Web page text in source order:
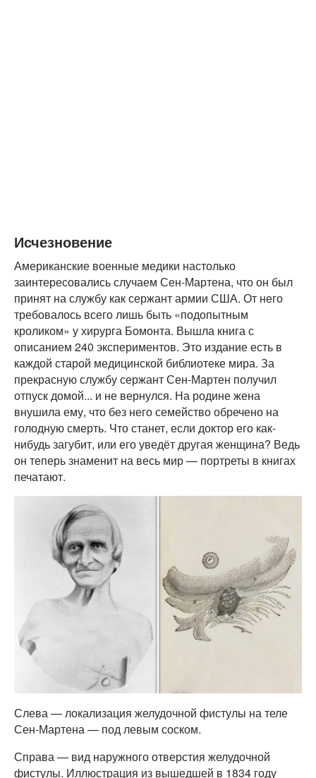
Исчезновение
Американские военные медики настолько
заинтересовались случаем Сен-Мартена, что он был
принят на службу как сержант армии США. От него
требовалось всего лишь быть «подопытным
кроликом» у хирурга Бомонта. Вышла книга с
описанием 240 экспериментов. Это издание есть в
каждой старой медицинской библиотеке мира. За
прекрасную службу сержант Сен-Мартен получил
отпуск домой... и не вернулся. На родине жена
внушила ему, что без него семейство обречено на
голодную смерть. Что станет, если доктор его как-
нибудь загубит, или его уведёт другая женщина? Ведь
он теперь знаменит на весь мир — портреты в книгах
печатают.
Слева — локализация желудочной фистулы на теле
Сен-Мартена — под левым соском.
Справа — вид наружного отверстия желудочной
фистулы. Иллюстрация из вышедшей в 1834 году